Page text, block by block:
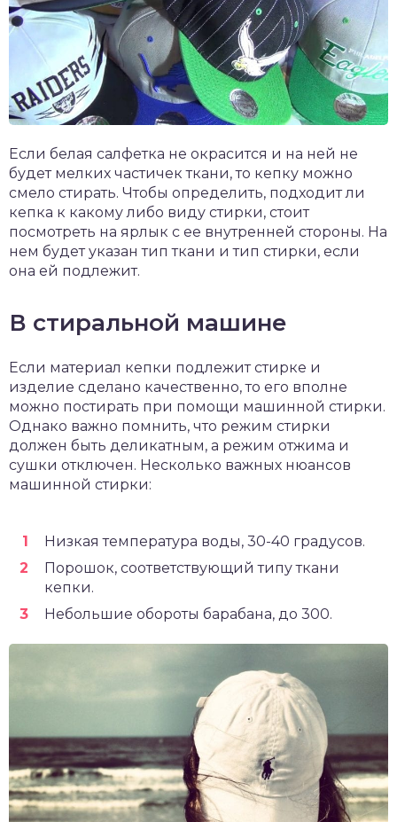
Если белая салфетка не окрасится и на ней не
будет мелких частичек ткани, то кепку можно
смело стирать. Чтобы определить, подходит ли
кепка к какому либо виду стирки, стоит
посмотреть на ярлык с ее внутренней стороны. На
нем будет указан тип ткани и тип стирки, если
она ей подлежит.
В стиральной машине
Если материал кепки подлежит стирке и
изделие сделано качественно, то его вполне
можно постирать при помощи машинной стирки.
Однако важно помнить, что режим стирки
должен быть деликатным, а режим отжима и
сушки отключен. Несколько важных нюансов
машинной стирки:
Низкая температура воды, 30-40 градусов.
Порошок, соответствующий типу ткани
кепки.
Небольшие обороты барабана, до 300.